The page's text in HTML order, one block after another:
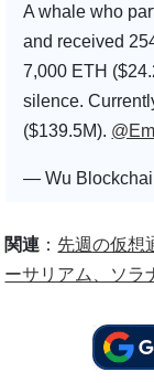
A whale who
and received
7,000 ETH
silence.
($139.5M).
— Wu
関連 ： 先週の仮想
ーサリアム、ソラ